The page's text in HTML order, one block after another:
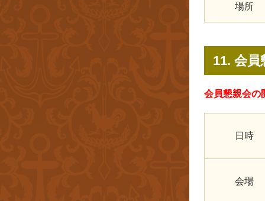
場所
11. 会員
会員懇親会の
日時
会場